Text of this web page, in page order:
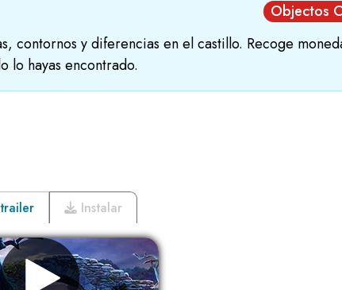
Objectos
contornos y diferencias en el castillo. Recoge
lo hayas encontrado.
Instalar